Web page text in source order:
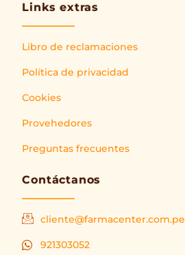
Links extras
Libro de reclamaciones
Política de privacidad
Cookies
Provehedores
Preguntas frecuentes
Contáctanos
cliente@farmacenter.com.pe
921303052